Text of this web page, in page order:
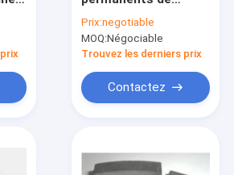
divers aimant de
ferrite du générateur
Y35
Prix:negotiable
MOQ:Négociable
Trouvez les derniers prix
Contactez